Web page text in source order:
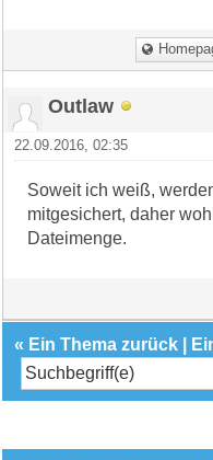
Outlaw
22.09.2016, 02:35
Soweit ich weiß,
mitgesichert, daher
Dateimenge.
« Ein Thema zurück